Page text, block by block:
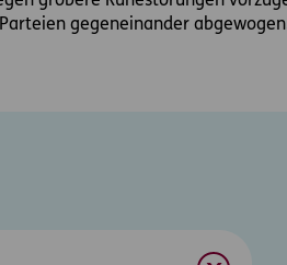
gegeneinander